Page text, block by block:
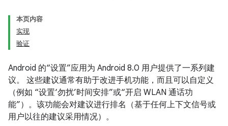
本页内容
实现
验证
Android 的“设置”应用为 Android 8.0 用户提供了一系列建
议。 这些建议通常有助于改进手机功能，而且可以自定义
（例如 “设置‘勿扰’时间安排”或“开启 WLAN 通话功
能”）。该功能会对建议进行排名（基于任何上下文信号或
用户以往的建议采用情况）。